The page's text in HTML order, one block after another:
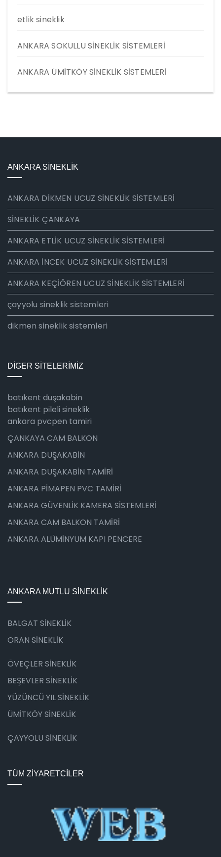
etlik sineklik
ANKARA SOKULLU SİNEKLİK SİSTEMLERİ
ANKARA ÜMİTKÖY SİNEKLİK SİSTEMLERİ
ANKARA SİNEKLİK
ANKARA DİKMEN UCUZ SİNEKLİK SİSTEMLERİ
SİNEKLİK ÇANKAYA
ANKARA ETLİK UCUZ SİNEKLİK SİSTEMLERİ
ANKARA İNCEK UCUZ SİNEKLİK SİSTEMLERİ
ANKARA KEÇİÖREN UCUZ SİNEKLİK SİSTEMLERİ
çayyolu sineklik sistemleri
dikmen sineklik sistemleri
DİGER SİTELERİMİZ
batıkent duşakabin
batıkent pileli sineklik
ankara pvcpen tamiri
ÇANKAYA CAM BALKON
ANKARA DUŞAKABİN
ANKARA DUŞAKABİN TAMİRİ
ANKARA PİMAPEN PVC TAMİRİ
ANKARA GÜVENLİK KAMERA SİSTEMLERİ
ANKARA CAM BALKON TAMİRİ
ANKARA ALÜMİNYUM KAPI PENCERE
ANKARA MUTLU SİNEKLİK
BALGAT SİNEKLİK
ORAN SİNEKLİK
ÖVEÇLER SİNEKLİK
BEŞEVLER SİNEKLİK
YÜZÜNCÜ YIL SİNEKLİK
ÜMİTKÖY SİNEKLİK
ÇAYYOLU SİNEKLİK
TÜM ZİYARETCİLER